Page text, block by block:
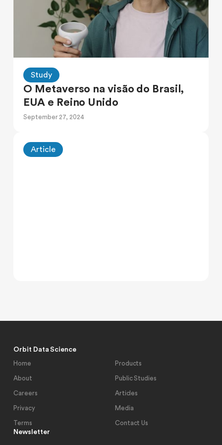
Study
O Metaverso na visão do Brasil,
EUA e Reino Unido
September 27, 2024
Article
Orbit Data Science
Home Products
About Public Studies
Careers Articles
Privacy Media
Terms Contact Us
Newsletter